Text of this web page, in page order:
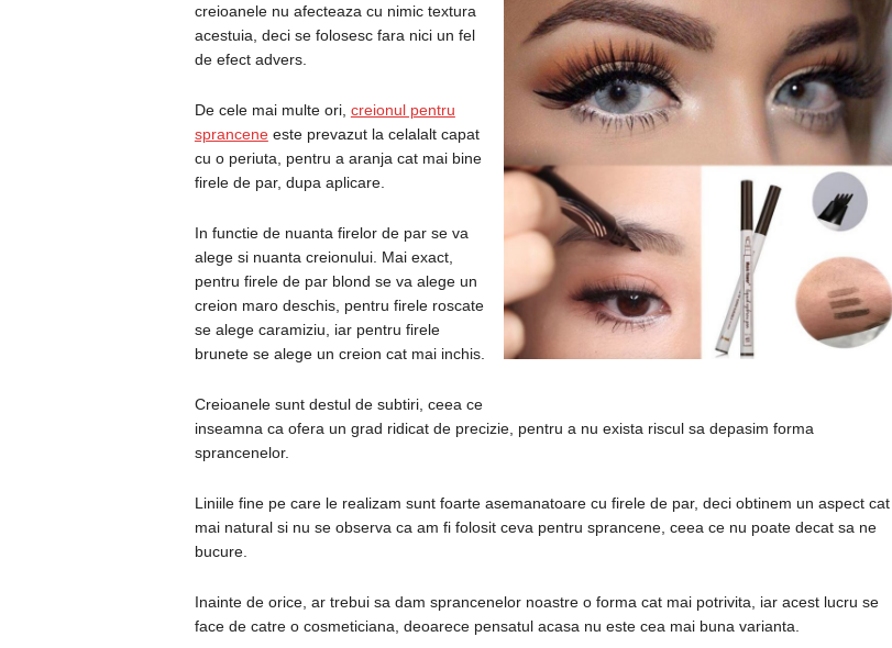
creioanele nu afecteaza cu nimic textura
acestuia, deci se folosesc fara nici un fel
de efect advers.
De cele mai multe ori, creionul pentru
spranceneeste prevazut la celalalt capat
cu o periuta, pentru a aranja cat mai bine
firele de par, dupa aplicare.
In functie de nuanta firelor de par se va
alege si nuanta creionului. Mai exact,
pentru firele de par blond se va alege un
creion maro deschis, pentru firele roscate
se alege caramiziu, iar pentru firele
brunete se alege un creion cat mai inchis.
Creioanele sunt destul de subtiri, ceea ce
inseamna ca ofera un grad ridicat de precizie, pentru a nu exista riscul sa depasim forma
sprancenelor.
Liniile fine pe care le realizam sunt foarte asemanatoare cu firele de par, deci obtinem un aspect cat
mai natural si nu se observa ca am fi folosit ceva pentru sprancene, ceea ce nu poate decat sa ne
bucure.
Inainte de orice, ar trebui sa dam sprancenelor noastre o forma cat mai potrivita, iar acest lucru se
face de catre o cosmeticiana, deoarece pensatul acasa nu este cea mai buna varianta.